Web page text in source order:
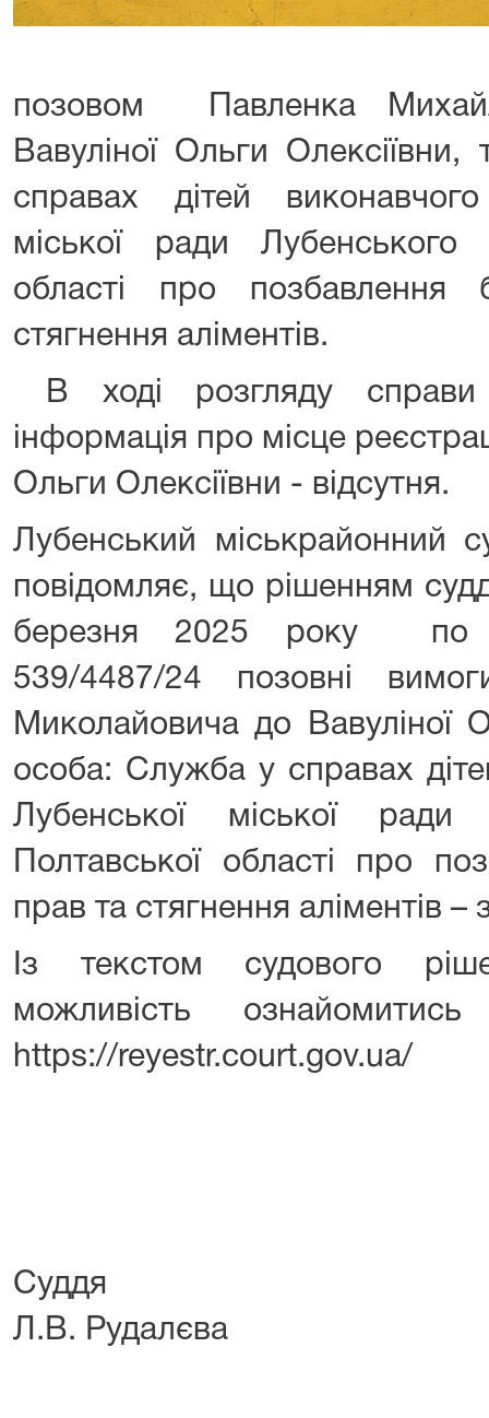
позовом Павленка
Вавуліної Ольги
справах дітей
міської ради
області про позбавлення
стягнення аліментів.
В ході розгляду
інформація про місце
Ольги Олексіївни - відсутня.
Лубенський міськрайонний
повідомляє, що рішенням
березня 2025 року по
539/4487/24 позовні
Миколайовича до Вавуліної
особа: Служба у справах
Лубенської міської ради
Полтавської області про
прав та стягнення аліментів
Із текстом судового
можливість
https://reyestr.court.gov.ua/
Л.В. Рудалєва